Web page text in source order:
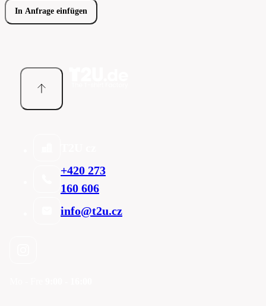
In Anfrage einfügen
+420 273
160 606
info@t2u.cz